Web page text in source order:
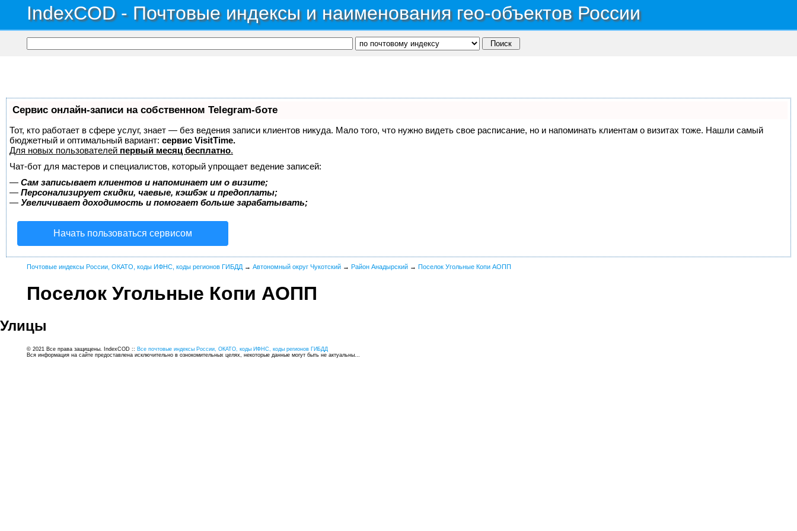
IndexCOD - Почтовые индексы и наименования гео-объектов России
Сервис онлайн-записи на собственном Telegram-боте
Тот, кто работает в сфере услуг, знает — без ведения записи клиентов никуда. Мало того, что нужно видеть свое расписание, но и напоминать клиентам о визитах тоже. Нашли самый
бюджетный и оптимальный вариант: сервис VisitTime.
Для новых пользователей первый месяц бесплатно.
Чат-бот для мастеров и специалистов, который упрощает ведение записей:
— Сам записывает клиентов и напоминает им о визите;
— Персонализирует скидки, чаевые, кэшбэк и предоплаты;
— Увеличивает доходимость и помогает больше зарабатывать;
Начать пользоваться сервисом
Почтовые индексы России, ОКАТО, коды ИФНС, коды регионов ГИБДД → Автономный округ Чукотский → Район Анадырский → Поселок Угольные Копи АОПП
Поселок Угольные Копи АОПП
Улицы
© 2021 Все права защищены. IndexCOD :: Все почтовые индексы России, ОКАТО, коды ИФНС, коды регионов ГИБДД
Вся информация на сайте предоставлена исключительно в ознокомительных целях, некоторые данные могут быть не актуальны...